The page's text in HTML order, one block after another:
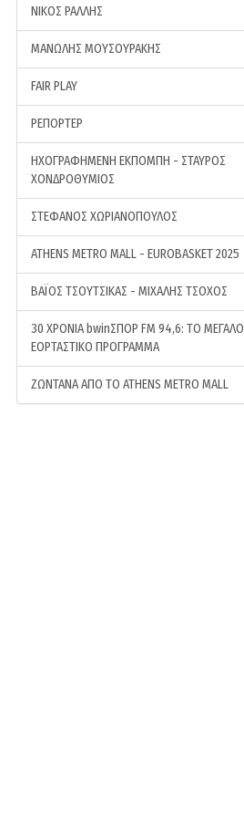
ΝΙΚΟΣ ΡΑΛΛΗΣ
ΜΑΝΩΛΗΣ ΜΟΥΣΟΥΡΑΚΗΣ
FAIR PLAY
ΡΕΠΟΡΤΕΡ
ΗΧΟΓΡΑΦΗΜΕΝΗ ΕΚΠΟΜΠΗ - ΣΤΑΥΡΟΣ
ΧΟΝΔΡΟΘΥΜΙΟΣ
ΣΤΕΦΑΝΟΣ ΧΩΡΙΑΝΟΠΟΥΛΟΣ
ATHENS METRO MALL - EUROBASKET 2025
ΒΑΪΟΣ ΤΣΟΥΤΣΙΚΑΣ - ΜΙΧΑΛΗΣ ΤΣΟΧΟΣ
30 ΧΡΟΝΙΑ bwinΣΠΟΡ FM 94,6: ΤΟ ΜΕΓΑΛΟ
ΕΟΡΤΑΣΤΙΚΟ ΠΡΟΓΡΑΜΜΑ
ΖΩΝΤΑΝΑ ΑΠΟ ΤΟ ATHENS METRO MALL